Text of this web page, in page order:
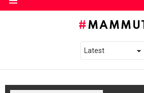
MAMMUT